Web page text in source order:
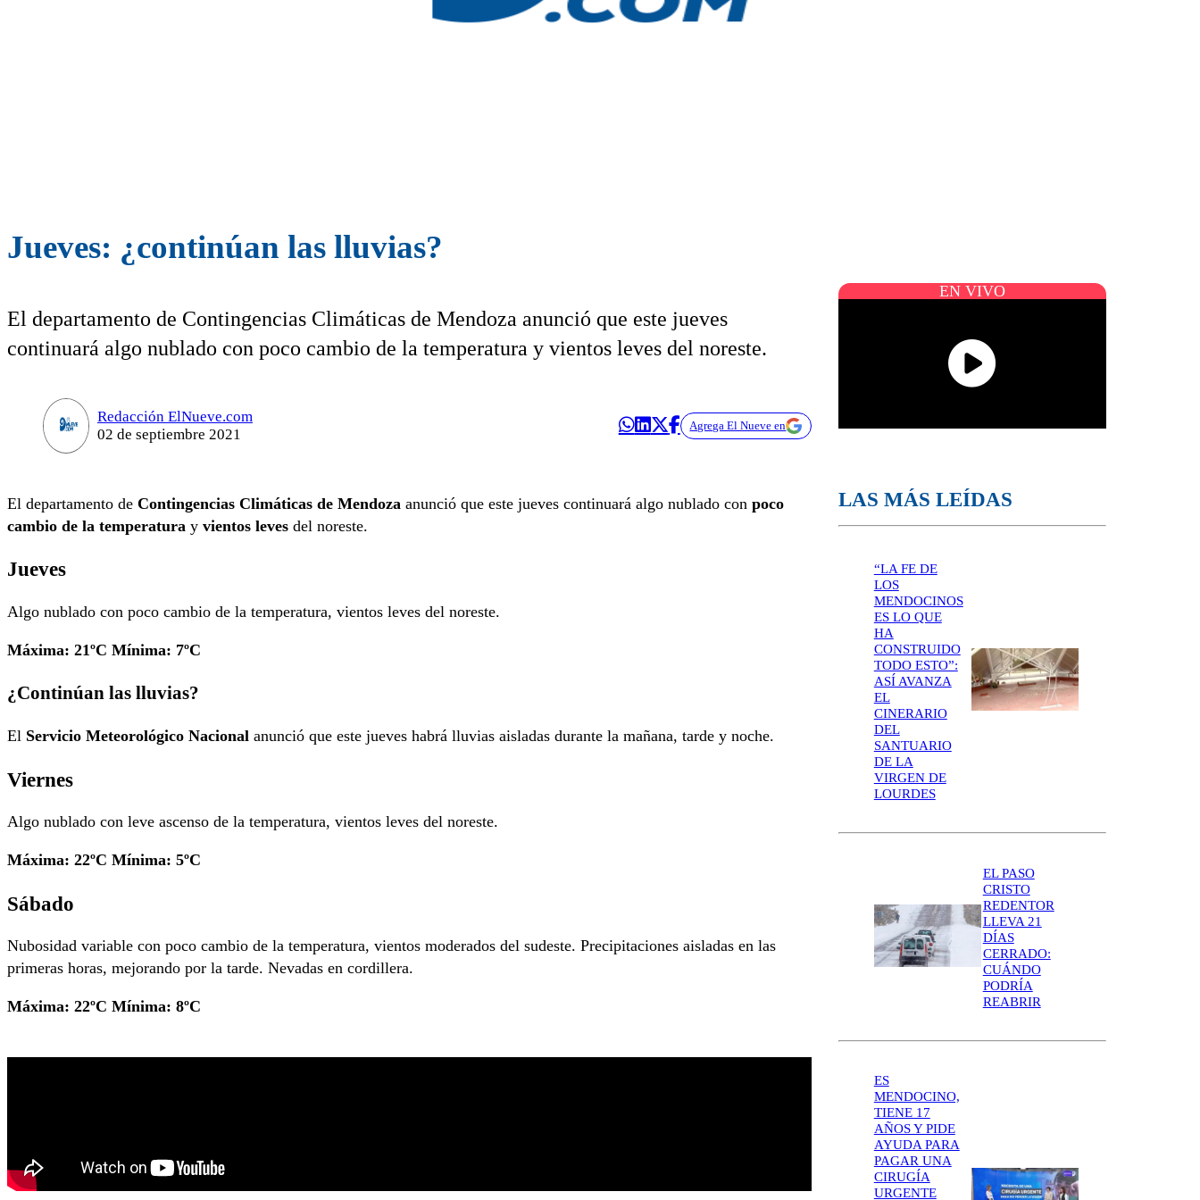
Jueves: ¿continúan las lluvias?
El departamento de Contingencias Climáticas de Mendoza anunció que este jueves
continuará algo nublado con poco cambio de la temperatura y vientos leves del noreste.
Redacción ElNueve.com
02 de septiembre 2021
Agrega El Nueve en
El departamento de Contingencias Climáticas de Mendoza anunció que este jueves continuará algo nublado con poco
cambio de la temperatura y vientos leves del noreste.
Jueves
Algo nublado con poco cambio de la temperatura, vientos leves del noreste.
Máxima: 21ºC Mínima: 7ºC
¿Continúan las lluvias?
El Servicio Meteorológico Nacional anunció que este jueves habrá lluvias aisladas durante la mañana, tarde y noche.
Viernes
Algo nublado con leve ascenso de la temperatura, vientos leves del noreste.
Máxima: 22ºC Mínima: 5ºC
Sábado
Nubosidad variable con poco cambio de la temperatura, vientos moderados del sudeste. Precipitaciones aisladas en las
primeras horas, mejorando por la tarde. Nevadas en cordillera.
Máxima: 22ºC Mínima: 8ºC
EN VIVO
LAS MÁS LEÍDAS
“LA FE DE
LOS
MENDOCINOS
ES LO QUE
HA
CONSTRUIDO
TODO ESTO”:
ASÍ AVANZA
EL
CINERARIO
DEL
SANTUARIO
DE LA
VIRGEN DE
LOURDES
EL PASO
CRISTO
REDENTOR
LLEVA 21
DÍAS
CERRADO:
CUÁNDO
PODRÍA
REABRIR
ES
MENDOCINO,
TIENE 17
AÑOS Y PIDE
AYUDA PARA
PAGAR UNA
CIRUGÍA
URGENTE